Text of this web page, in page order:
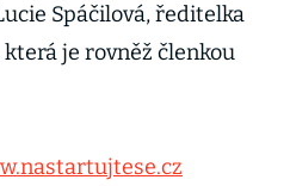
Spáčilová, ředitelka
je rovněž členkou